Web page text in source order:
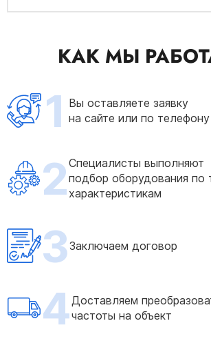
КАК МЫ
1 Вы оставляете заявку
на сайте или по телефону
2Специалисты выполняют
подбор оборудования по
характеристикам
3Заключаем договор
4Доставляем
частоты на объект